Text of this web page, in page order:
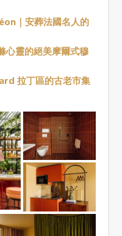
｜安葬法國名人的
心靈的絕美摩爾式穆
拉丁區的古老市集